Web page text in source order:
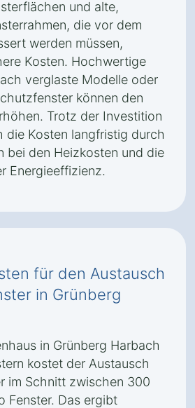
und alte,
die vor dem
werden müssen,
Kosten. Hochwertige
verglaste Modelle oder
können den
Trotz der Investition
die Kosten langfristig durch
bei den Heizkosten und die
Energieeffizienz.
für den Austausch
in Grünberg
in Grünberg Harbach
kostet der Austausch
im Schnitt zwischen 300
Fenster. Das ergibt